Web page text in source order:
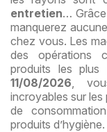
entretien…
manquerez
chez vous. Les
des opérations
produits les plus
11/08/2026 ,
incroyables sur
de
produits d’hygiène.